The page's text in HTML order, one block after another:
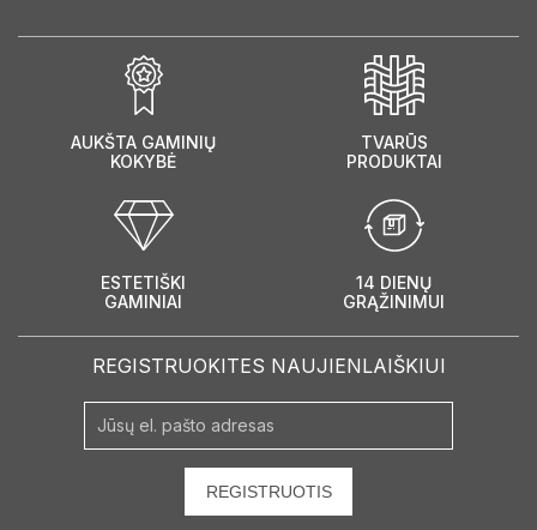
AUKŠTA GAMINIŲ
KOKYBĖ
TVARŪS
PRODUKTAI
ESTETIŠKI
GAMINIAI
14 DIENŲ
GRĄŽINIMUI
REGISTRUOKITES NAUJIENLAIŠKIUI
REGISTRUOTIS